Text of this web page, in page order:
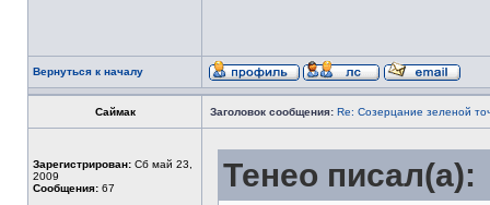
Вернуться к началу
Саймак Заголовок сообщения: Re: Созерцание зеленой
Зарегистрирован: Сб май 23,
2009
Сообщения: 67 Тенео писал(а):